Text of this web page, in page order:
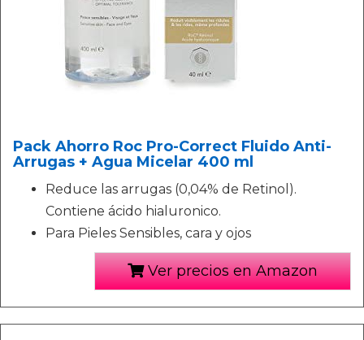
Pack Ahorro Roc Pro-Correct Fluido Anti-
Arrugas + Agua Micelar 400 ml
Reduce las arrugas (0,04% de Retinol).
Contiene ácido hialuronico.
Para Pieles Sensibles, cara y ojos
Ver precios en Amazon